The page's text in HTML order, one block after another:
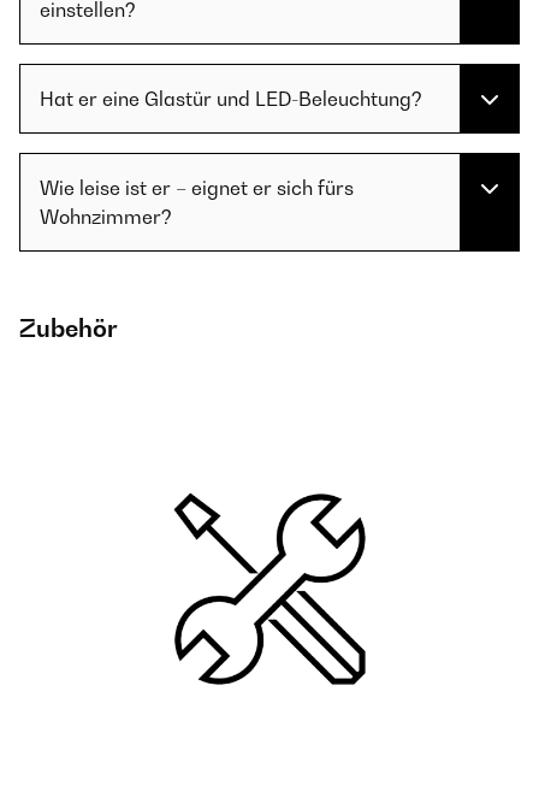
einstellen?
Hat er eine Glastür und LED-Beleuchtung?
Wie leise ist er – eignet er sich fürs
Wohnzimmer?
Zubehör